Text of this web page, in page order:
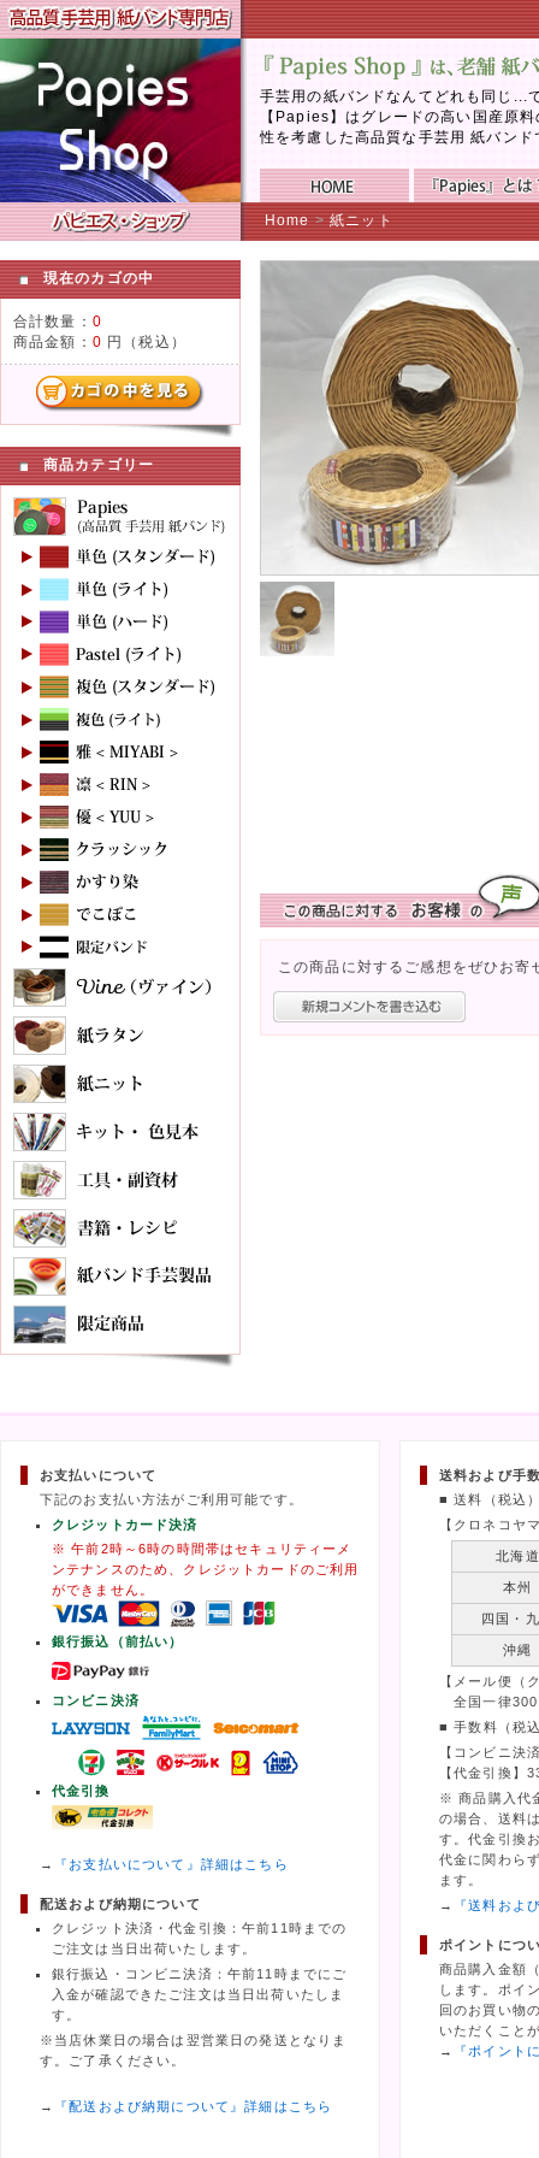
手芸用の紙バンドなんてどれも同じ...
【Papies】はグレードの高い国産原
性を考慮した高品質な手芸用 紙バン
Home >紙ニット
現在のカゴの中
合計数量： 0
商品金額： 0 円（税込）
商品カテゴリー
この商品に対するご感想をぜひお寄
お支払いについて
下記のお支払い方法がご利用可能です。
クレジットカード決済
※ 午前2時～6時の時間帯はセキュリティーメ
ンテナンスのため、クレジットカードのご利用
ができません。
銀行振込（前払い）
コンビニ決済
代金引換
→ 『お支払いについて』詳細はこちら
配送および納期について
クレジット決済・代金引換：午前11時までの
ご注文は当日出荷いたします。
銀行振込・コンビニ決済：午前11時までにご
入金が確認できたご注文は当日出荷いたしま
す。
※当店休業日の場合は翌営業日の発送となりま
す。ご了承ください。
→ 『配送および納期について』詳細はこちら
送料および手
■ 送料（税込
【クロネコヤ
北海道
本州
四国・
沖縄
【メール便（
全国一律300
■ 手数料（税
【コンビニ決
【代金引換】
※ 商品購入代
の場合、送料
す。代金引換
代金に関わら
ます。
→
『送料およ
ポイントにつ
商品購入金額
します。ポイ
回のお買い物
いただくこと
→
『ポイント